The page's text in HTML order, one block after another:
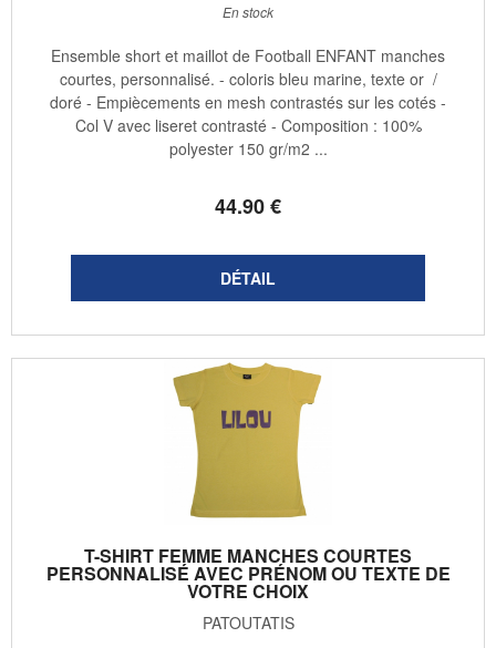
44.90€
En stock
Ensemble short et maillot de Football ENFANT manches
courtes, personnalisé. - coloris bleu marine, texte or /
doré - Empiècements en mesh contrastés sur les cotés -
Col V avec liseret contrasté - Composition : 100%
polyester 150 gr/m2 ...
T-SHIRT FEMME MANCHES COURTES
PERSONNALISÉ AVEC PRÉNOM OU TEXTE DE
VOTRE CHOIX
PATOUTATIS